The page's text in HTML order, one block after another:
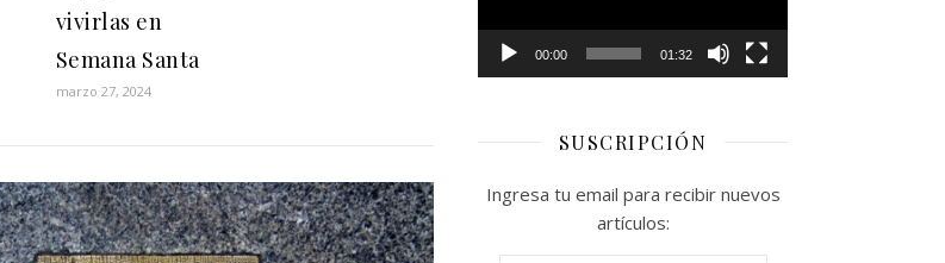
vivirlas en
Semana Santa
marzo 27, 2024
00:00 01:32
SUSCRIPCIÓN
Ingresa tu email para recibir nuevos
artículos: